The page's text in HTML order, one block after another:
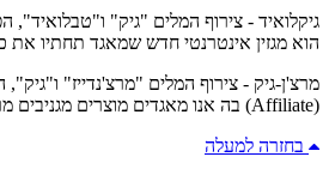
גיקלואיד - צירוף המלים "גיק" ו"טבלואיד",
הוא מגזין אינטרנטי חדש שמאגד תחתיו את
מרצ'ן-גיק - צירוף המלים "מרצ'נדייז"
(Affiliate) בה אנו מאגדים מוצרים מגניבים מרחבי הרשת.
בחזרה למעלה